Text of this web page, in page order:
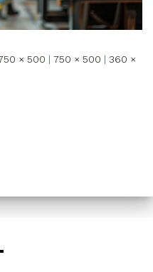
× 500 | 750 × 500 | 360 ×